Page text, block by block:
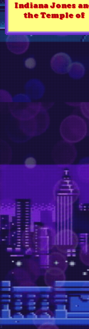
Indiana Jones
the Temple of